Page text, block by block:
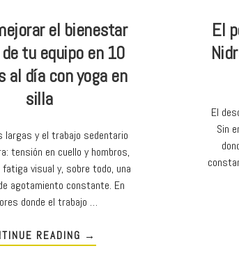
el bienestar
tu equipo en 10
al día con yoga en
silla
largas y el trabajo sedentario
tensión en cuello y hombros,
fatiga visual y, sobre todo, una
agotamiento constante. En
donde el trabajo …
READING →
El
El
Sin